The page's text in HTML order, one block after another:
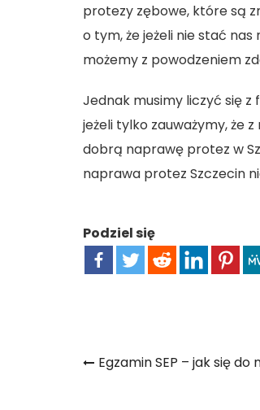
protezy zębowe, które są
o tym, że jeżeli nie stać
możemy z powodzeniem
Jednak musimy liczyć się
jeżeli tylko zauważymy, że
dobrą naprawę protez w
naprawa protez Szczecin
Podziel się
Nawigacja
Egzamin SEP – jak się